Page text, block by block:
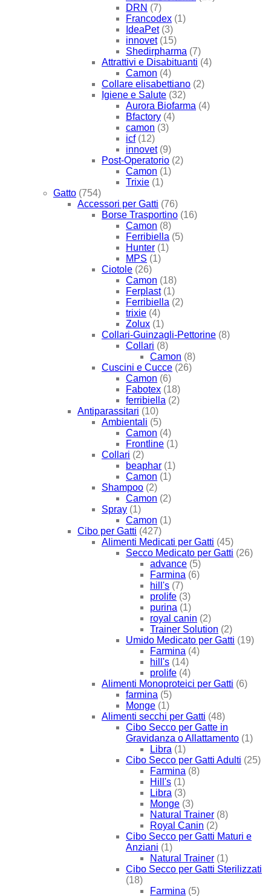
DRN (7)
Francodex (1)
IdeaPet (3)
innovet (15)
Shedirpharma (7)
Attrattivi e Disabituanti (4)
Camon (4)
Collare elisabettiano (2)
Igiene e Salute (32)
Aurora Biofarma (4)
Bfactory (4)
camon (3)
icf (12)
innovet (9)
Post-Operatorio (2)
Camon (1)
Trixie (1)
Gatto (754)
Accessori per Gatti (76)
Borse Trasportino (16)
Camon (8)
Ferribiella (5)
Hunter (1)
MPS (1)
Ciotole (26)
Camon (18)
Ferplast (1)
Ferribiella (2)
trixie (4)
Zolux (1)
Collari-Guinzagli-Pettorine (8)
Collari (8)
Camon (8)
Cuscini e Cucce (26)
Camon (6)
Fabotex (18)
ferribiella (2)
Antiparassitari (10)
Ambientali (5)
Camon (4)
Frontline (1)
Collari (2)
beaphar (1)
Camon (1)
Shampoo (2)
Camon (2)
Spray (1)
Camon (1)
Cibo per Gatti (427)
Alimenti Medicati per Gatti (45)
Secco Medicato per Gatti (26)
advance (5)
Farmina (6)
hill's (7)
prolife (3)
purina (1)
royal canin (2)
Trainer Solution (2)
Umido Medicato per Gatti (19)
Farmina (4)
hill's (14)
prolife (4)
Alimenti Monoproteici per Gatti (6)
farmina (5)
Monge (1)
Alimenti secchi per Gatti (48)
Cibo Secco per Gatte in
Gravidanza o Allattamento (1)
Libra (1)
Cibo Secco per Gatti Adulti (25)
Farmina (8)
Hill's (1)
Libra (3)
Monge (3)
Natural Trainer (8)
Royal Canin (2)
Cibo Secco per Gatti Maturi e
Anziani (1)
Natural Trainer (1)
Cibo Secco per Gatti Sterilizzati
(18)
Farmina (5)